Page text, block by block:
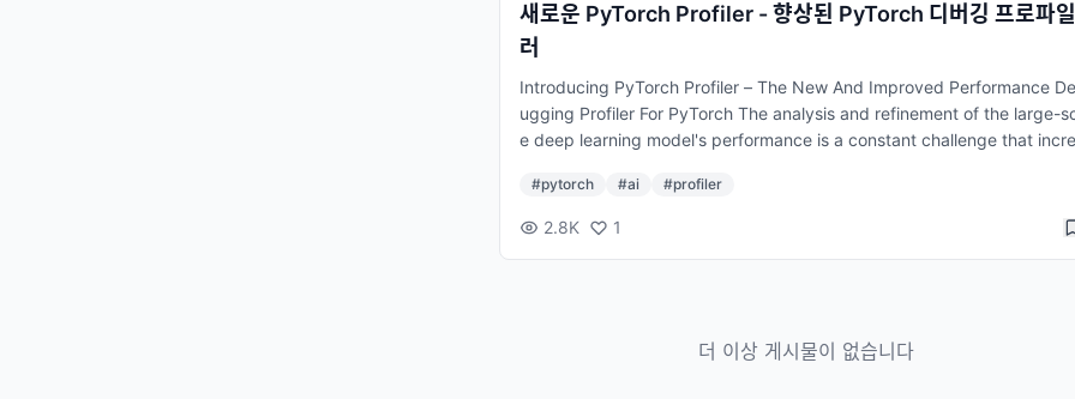
하는 데 도움을 주는 파이썬 프로그램용 라이브러리 입니다. 기존 PyTorch 사용
는 autograd라는 프로파일러를 이용하여 PyTorch 작업 정보를 수집하였지만 포
다. 새로운 PyTorch Profiler는 GPU 및 PyTorch 작업 정보를 수집하고 모델
병목현상을 감지하며 autograd 프로파일러와 호환성을 유지합니다. 아래 명령
로 설치하여 사용할 수 있습니다. pip install torch_tb_profiler 또한 Visual
dio Code 와 통합 사용 가능합니다. Visual Studio Code에서 "Launch
새로운 PyTorch Profiler - 향상된 PyTorch 디버깅 프로파일
러
Introducing PyTorch Profiler – The New And Improved Performance
ugging Profiler For PyTorch The analysis and refinement of the large-
e deep learning model's performance is a constant challenge that
urces, PyTorch users had a hard time overcoming this problem. There w
ere common GPU hardware-level debugging tools, but PyTorch-
performance investigations of large-scale deep learning models. What
#pytorch #ai #profiler
2.8K 1
더 이상 게시물이 없습니다